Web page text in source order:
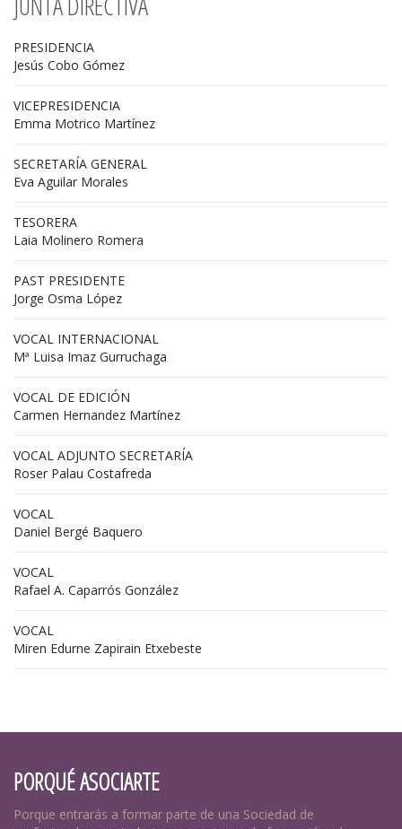
PRESIDENCIA
Jesús Cobo Gómez
VICEPRESIDENCIA
Emma Motrico Martínez
SECRETARÍA GENERAL
Eva Aguilar Morales
TESORERA
Laia Molinero Romera
PAST PRESIDENTE
Jorge Osma López
VOCAL INTERNACIONAL
Mª Luisa Imaz Gurruchaga
VOCAL DE EDICIÓN
Carmen Hernandez Martínez
VOCAL ADJUNTO SECRETARÍA
Roser Palau Costafreda
VOCAL
Daniel Bergé Baquero
VOCAL
Rafael A. Caparrós González
VOCAL
Miren Edurne Zapirain Etxebeste
PORQUÉ ASOCIARTE
Porque entrarás a formar parte de una Sociedad de